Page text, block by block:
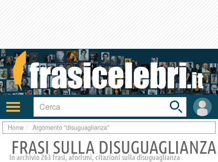
Attiva/disattiva
navigazione
User
area
Toggle
search
bar
Home Argomento "disuguaglianza"
FRASI SULLA DISUGUAGLIANZA
In archivio 263 frasi, aforismi, citazioni sulla disuguaglianza